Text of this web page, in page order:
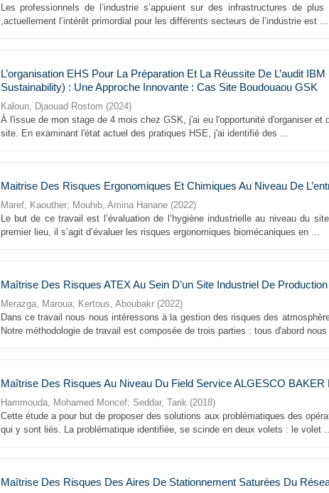
Les professionnels de l’industrie s’appuient sur des infrastructures de
,actuellement l’intérêt primordial pour les différents secteurs de l’industrie est ...
L’organisation EHS Pour La Préparation Et La Réussite De L’audit
Sustainability) : Une Approche Innovante : Cas Site Boudouaou GSK
Kaloun, Djaouad Rostom (2024)
À l'issue de mon stage de 4 mois chez GSK, j'ai eu l'opportunité d'organiser
site. En examinant l'état actuel des pratiques HSE, j'ai identifié des ...
Maitrise Des Risques Ergonomiques Et Chimiques Au Niveau De
Maref, Kaouther; Mouhib, Amina Hanane (2022)
Le but de ce travail est l’évaluation de l’hygiène industrielle au niveau du
premier lieu, il s’agit d’évaluer les risques ergonomiques biomécaniques en ...
Maîtrise Des Risques ATEX Au Sein D’un Site Industriel De
Merazga, Maroua; Kertous, Aboubakr (2022)
Dans ce travail nous nous intéressons à la gestion des risques des
Notre méthodologie de travail est composée de trois parties : tous d'abord nous
Maîtrise Des Risques Au Niveau Du Field Service ALGESCO
Hammouda, Mohamed Moncef; Seddar, Tarik (2018)
Cette étude a pour but de proposer des solutions aux problématiques des
qui y sont liés. La problématique identifiée, se scinde en deux volets : le volet
Maîtrise Des Risques Des Aires De Stationnement Saturées Du